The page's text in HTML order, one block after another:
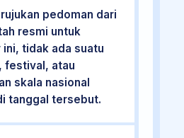
pedoman dari
resmi untuk
ini, tidak ada suatu
festival, atau
skala nasional
tanggal tersebut.